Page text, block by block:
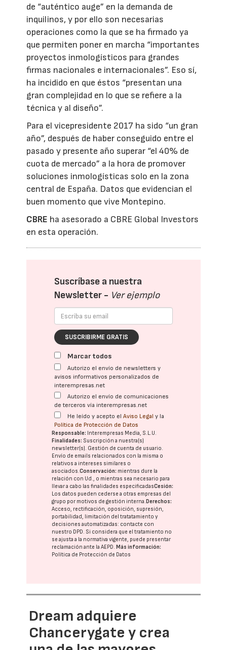
de “auténtico auge” en la demanda de
inquilinos, y por ello son necesarias
operaciones como la que se ha firmado ya
que permiten poner en marcha “importantes
proyectos inmologísticos para grandes
firmas nacionales e internacionales”. Eso sí,
ha incidido en que éstos “presentan una
gran complejidad en lo que se refiere a la
técnica y al diseño”.
Para el vicepresidente 2017 ha sido “un gran
año”, después de haber conseguido entre el
pasado y presente año superar “el 40% de
cuota de mercado” a la hora de promover
soluciones inmologísticas solo en la zona
central de España. Datos que evidencian el
buen momento que vive Montepino.
CBRE ha asesorado a CBRE Global Investors
en esta operación.
Suscríbase a nuestra
Newsletter - Ver ejemplo
SUSCRIBIRME GRATIS
Marcar todos
Autorizo el envío de newsletters y
avisos informativos personalizados de
interempresas.net
Autorizo el envío de comunicaciones
de terceros vía interempresas.net
He leído y acepto elAviso Legal y la
Política de Protección de Datos
Responsable: Interempresas Media, S.L.U.
Finalidades: Suscripción a nuestra(s)
newsletter(s). Gestión de cuenta de usuario.
Envío de emails relacionados con la misma o
relativos a intereses similares o
asociados.Conservación: mientras dure la
relación con Ud., o mientras sea necesario para
llevar a cabo las finalidades especificadasCesión:
Los datos pueden cederse a otras empresas del
grupo por motivos de gestión interna. Derechos:
Acceso, rectificación, oposición, supresión,
portabilidad, limitación del tratatamiento y
decisiones automatizadas: contacte con
nuestro DPD. Si considera que el tratamiento no
se ajusta a la normativa vigente, puede presentar
reclamación ante laAEPD. Más información:
Política de Protección de Datos
Dream adquiere
Chancerygate y crea